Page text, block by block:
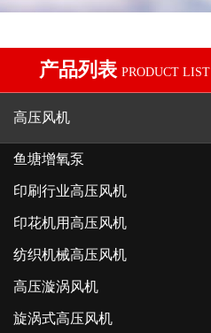
产品列表 PRODUCT LIST
高压风机
鱼塘增氧泵
印刷行业高压风机
印花机用高压风机
纺织机械高压风机
高压漩涡风机
旋涡式高压风机